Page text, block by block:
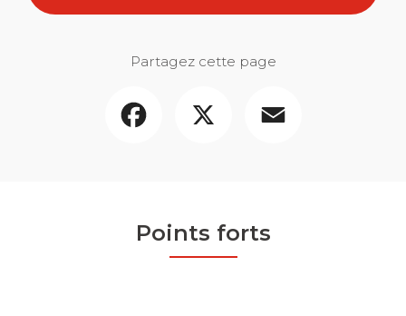
Partagez cette page
Points forts